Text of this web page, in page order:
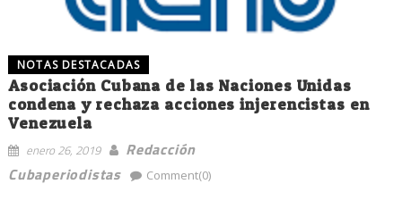
NOTAS DESTACADAS
Asociación Cubana de las Naciones Unidas
condena y rechaza acciones injerencistas en
Venezuela
enero 26, 2019
Redacción
Cubaperiodistas
Comment(0)